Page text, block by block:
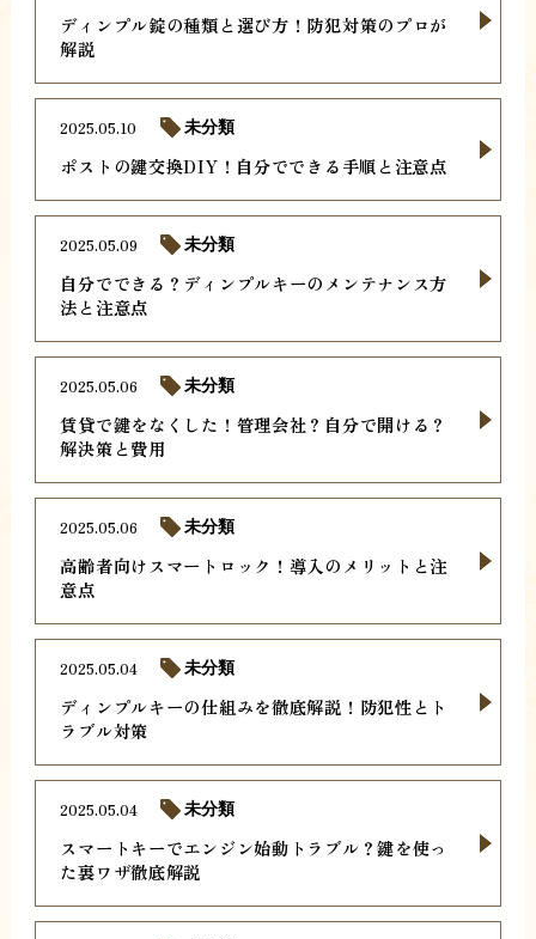
ディンプル錠の種類と選び方！防犯対策のプロが
解説
ポストの鍵交換DIY！自分でできる手順と注意点
2025.05.10 未分類
自分でできる？ディンプルキーのメンテナンス方
法と注意点
2025.05.09 未分類
賃貸で鍵をなくした！管理会社？自分で開ける？
解決策と費用
2025.05.06 未分類
高齢者向けスマートロック！導入のメリットと注
意点
2025.05.06 未分類
ディンプルキーの仕組みを徹底解説！防犯性とト
ラブル対策
2025.05.04 未分類
スマートキーでエンジン始動トラブル？鍵を使っ
た裏ワザ徹底解説
2025.05.04 未分類